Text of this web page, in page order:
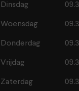
Dinsdag
Woensdag
Donderdag
Vrijdag
Zaterdag